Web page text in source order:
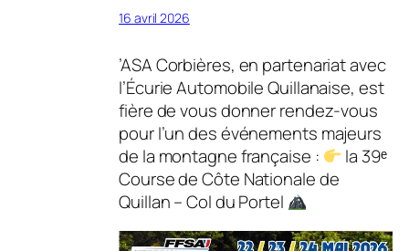
16 avril 2026
’ASA Corbières, en partenariat avec
l’Écurie Automobile Quillanaise, est
fière de vous donner rendez-vous
pour l’un des événements majeurs
de la montagne française :
la 39ᵉ
Course de Côte Nationale de
Quillan – Col du Portel